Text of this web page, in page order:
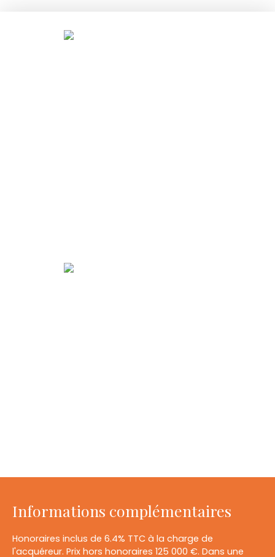
Informations complémentaires
Honoraires inclus de 6.4% TTC à la charge de
l'acquéreur. Prix hors honoraires 125 000 €. Dans une